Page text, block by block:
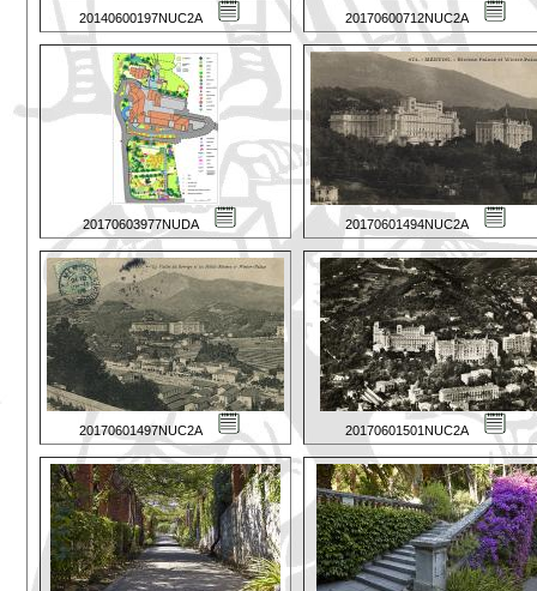
20140600197NUC2A 20170600712NUC2A
20170603977NUDA 20170601494NUC2A
20170601497NUC2A 20170601501NUC2A